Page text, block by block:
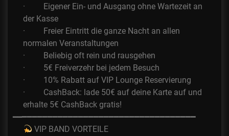
· Eigener Ein- und Ausgang ohne Wartezeit an
der Kasse
· Freier Eintritt die ganze Nacht an allen
normalen Veranstaltungen
· Beliebig oft rein und rausgehen
· 5€ Freiverzehr bei jedem Besuch
· 10% Rabatt auf VIP Lounge Reservierung
· CashBack: lade 50€ auf deine Karte auf und
erhalte 5€ CashBack gratis!
━━━━━━━━━━━━━━━━━━━━━━━━━━━━━━━━━━━━
VIP BAND VORTEILE